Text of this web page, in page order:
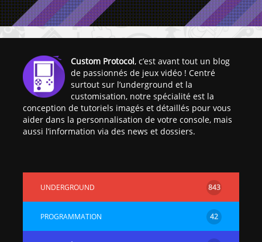
Custom Protocol, c’est avant tout un blog
de passionnés de jeux vidéo ! Centré
surtout sur l’underground et la
customisation, notre spécialité est la
conception de tutoriels imagés et détaillés pour vous
aider dans la personnalisation de votre console, mais
aussi l’information via des news et dossiers.
UNDERGROUND 843
PROGRAMMATION 42
[Vita] Ouverture de
KyûHEN, le nouveau
concours de
homebrews
[PSP] Débricker une
possible avec Baryon
Sweeper !
/ Jailbreaker sa PS4
en 6.72
SX Lite
de test
« .CIA »